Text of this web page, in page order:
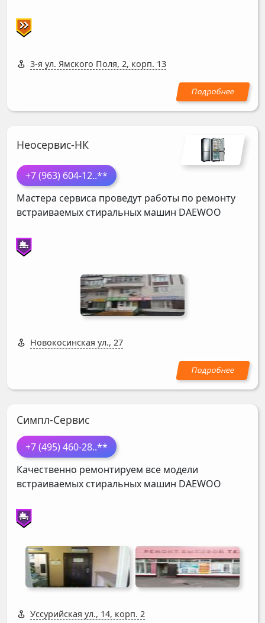
3-я ул. Ямского Поля, 2, корп. 13
Неосервис-НК
+7 (963) 604-12..**
Мастера сервиса проведут работы по ремонту
встраиваемых стиральных машин DAEWOO
Новокосинская ул., 27
Симпл-Сервис
+7 (495) 460-28..**
Качественно ремонтируем все модели
встраиваемых стиральных машин DAEWOO
Уссурийская ул., 14, корп. 2